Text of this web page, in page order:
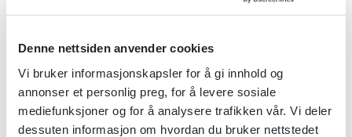
Denne nettsiden anvender cookies
Vi bruker informasjonskapsler for å gi innhold og
annonser et personlig preg, for å levere sosiale
mediefunksjoner og for å analysere trafikken vår. Vi deler
dessuten informasjon om hvordan du bruker nettstedet
Oskar Bamse 20cm
Teddybjørn i mykt stoff
kr185,00
Skilt Akryl m/UV-trykk
20x15cm (3mm)
Husskilt / Uteskilt
kr650,00